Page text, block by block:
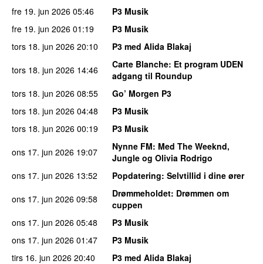
fre 19. jun 2026 05:46
P3 Musik
fre 19. jun 2026 01:19
P3 Musik
tors 18. jun 2026 20:10
P3 med Alida Blakaj
tors 18. jun 2026 14:46 Carte Blanche: Et program UDEN
adgang til Roundup
tors 18. jun 2026 08:55
Go’ Morgen P3
tors 18. jun 2026 04:48
P3 Musik
tors 18. jun 2026 00:19
P3 Musik
ons 17. jun 2026 19:07 Nynne FM: Med The Weeknd,
Jungle og Olivia Rodrigo
ons 17. jun 2026 13:52 Popdatering: Selvtillid i dine ører
ons 17. jun 2026 09:58 Drømmeholdet: Drømmen om
cuppen
ons 17. jun 2026 05:48
P3 Musik
ons 17. jun 2026 01:47
P3 Musik
tirs 16. jun 2026 20:40
P3 med Alida Blakaj